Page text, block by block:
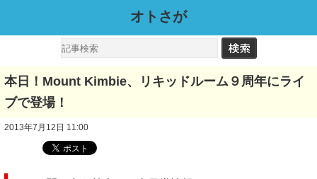
オトさが
本日！Mount Kimbie、リキッドルーム９周年にライ
ブで登場！
2013年7月12日 11:00